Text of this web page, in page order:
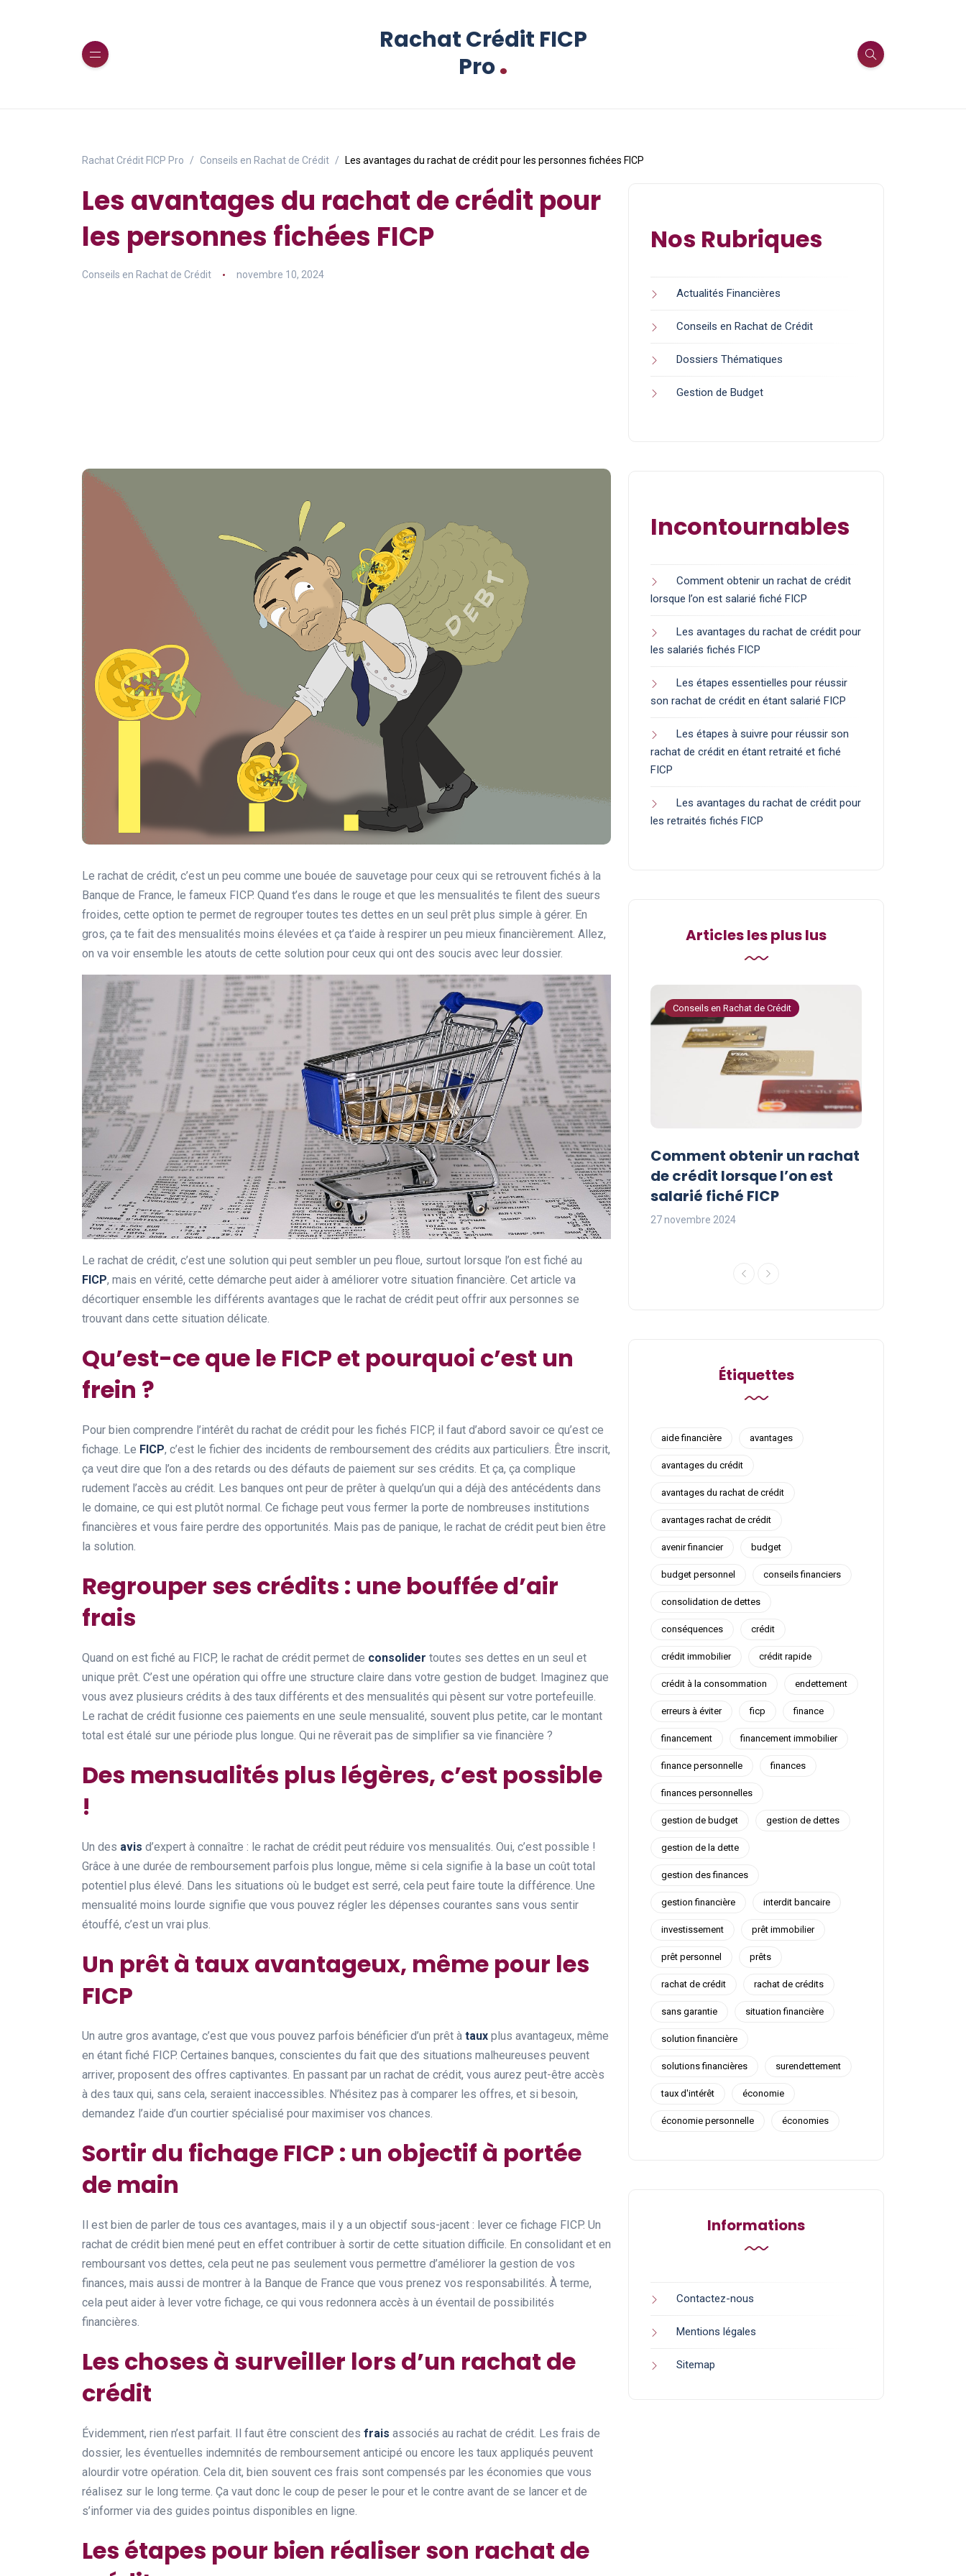
Rachat Crédit FICP
Pro.
Rachat Crédit FICP Pro Conseils en Rachat de Crédit Les avantages du rachat de crédit pour les personnes fichées FICP
Les avantages du rachat de crédit pour
les personnes fichées FICP
Conseils en Rachat de Crédit novembre 10, 2024
Le rachat de crédit, c’est un peu comme une bouée de sauvetage pour ceux qui se retrouvent fichés à la
Banque de France, le fameux FICP. Quand t’es dans le rouge et que les mensualités te filent des sueurs
froides, cette option te permet de regrouper toutes tes dettes en un seul prêt plus simple à gérer. En
gros, ça te fait des mensualités moins élevées et ça t’aide à respirer un peu mieux financièrement. Allez,
on va voir ensemble les atouts de cette solution pour ceux qui ont des soucis avec leur dossier.
Le rachat de crédit, c’est une solution qui peut sembler un peu floue, surtout lorsque l’on est fiché au
FICP, mais en vérité, cette démarche peut aider à améliorer votre situation financière. Cet article va
décortiquer ensemble les différents avantages que le rachat de crédit peut offrir aux personnes se
trouvant dans cette situation délicate.
Qu’est-ce que le FICP et pourquoi c’est un
frein ?
Pour bien comprendre l’intérêt du rachat de crédit pour les fichés FICP, il faut d’abord savoir ce qu’est ce
fichage. Le FICP, c’est le fichier des incidents de remboursement des crédits aux particuliers. Être inscrit,
ça veut dire que l’on a des retards ou des défauts de paiement sur ses crédits. Et ça, ça complique
rudement l’accès au crédit. Les banques ont peur de prêter à quelqu’un qui a déjà des antécédents dans
le domaine, ce qui est plutôt normal. Ce fichage peut vous fermer la porte de nombreuses institutions
financières et vous faire perdre des opportunités. Mais pas de panique, le rachat de crédit peut bien être
la solution.
Regrouper ses crédits : une bouffée d’air
frais
Quand on est fiché au FICP, le rachat de crédit permet de consolider toutes ses dettes en un seul et
unique prêt. C’est une opération qui offre une structure claire dans votre gestion de budget. Imaginez que
vous avez plusieurs crédits à des taux différents et des mensualités qui pèsent sur votre portefeuille.
Le rachat de crédit fusionne ces paiements en une seule mensualité, souvent plus petite, car le montant
total est étalé sur une période plus longue. Qui ne rêverait pas de simplifier sa vie financière ?
Des mensualités plus légères, c’est possible
!
Un des avis d’expert à connaître : le rachat de crédit peut réduire vos mensualités. Oui, c’est possible !
Grâce à une durée de remboursement parfois plus longue, même si cela signifie à la base un coût total
potentiel plus élevé. Dans les situations où le budget est serré, cela peut faire toute la différence. Une
mensualité moins lourde signifie que vous pouvez régler les dépenses courantes sans vous sentir
étouffé, c’est un vrai plus.
Un prêt à taux avantageux, même pour les
FICP
Un autre gros avantage, c’est que vous pouvez parfois bénéficier d’un prêt à taux plus avantageux, même
en étant fiché FICP. Certaines banques, conscientes du fait que des situations malheureuses peuvent
arriver, proposent des offres captivantes. En passant par un rachat de crédit, vous aurez peut-être accès
à des taux qui, sans cela, seraient inaccessibles. N’hésitez pas à comparer les offres, et si besoin,
demandez l’aide d’un courtier spécialisé pour maximiser vos chances.
Sortir du fichage FICP : un objectif à portée
de main
Il est bien de parler de tous ces avantages, mais il y a un objectif sous-jacent : lever ce fichage FICP. Un
rachat de crédit bien mené peut en effet contribuer à sortir de cette situation difficile. En consolidant et en
remboursant vos dettes, cela peut ne pas seulement vous permettre d’améliorer la gestion de vos
finances, mais aussi de montrer à la Banque de France que vous prenez vos responsabilités. À terme,
cela peut aider à lever votre fichage, ce qui vous redonnera accès à un éventail de possibilités
financières.
Les choses à surveiller lors d’un rachat de
crédit
Évidemment, rien n’est parfait. Il faut être conscient des frais associés au rachat de crédit. Les frais de
dossier, les éventuelles indemnités de remboursement anticipé ou encore les taux appliqués peuvent
alourdir votre opération. Cela dit, bien souvent ces frais sont compensés par les économies que vous
réalisez sur le long terme. Ça vaut donc le coup de peser le pour et le contre avant de se lancer et de
s’informer via des guides pointus disponibles en ligne.
Les étapes pour bien réaliser son rachat de
Nos Rubriques
Actualités Financières
Conseils en Rachat de Crédit
Dossiers Thématiques
Gestion de Budget
Incontournables
Comment obtenir un rachat de crédit
lorsque l’on est salarié fiché FICP
Les avantages du rachat de crédit pour
les salariés fichés FICP
Les étapes essentielles pour réussir
son rachat de crédit en étant salarié FICP
Les étapes à suivre pour réussir son
rachat de crédit en étant retraité et fiché
FICP
Les avantages du rachat de crédit pour
les retraités fichés FICP
Articles les plus lus
Conseils en Rachat de Crédit
Les étapes à suivre pour
réussir son rachat de crédit
en étant retraité et fiché
FICP
27 novembre 2024
Conseils en Rachat de Crédit
Comment obtenir un rachat
de crédit lorsque l’on est
salarié fiché FICP
27 novembre 2024
Étiquettes
aide financière avantages
avantages du crédit
avantages du rachat de crédit
avantages rachat de crédit
avenir financier budget
budget personnel conseils financiers
consolidation de dettes
conséquences crédit
crédit immobilier crédit rapide
crédit à la consommation endettement
erreurs à éviter ficp finance
financement financement immobilier
finance personnelle finances
finances personnelles
gestion de budget gestion de dettes
gestion de la dette
gestion des finances
gestion financière interdit bancaire
investissement prêt immobilier
prêt personnel prêts
rachat de crédit rachat de crédits
sans garantie situation financière
solution financière
solutions financières surendettement
taux d'intérêt économie
économie personnelle économies
Informations
Contactez-nous
Mentions légales
Sitemap